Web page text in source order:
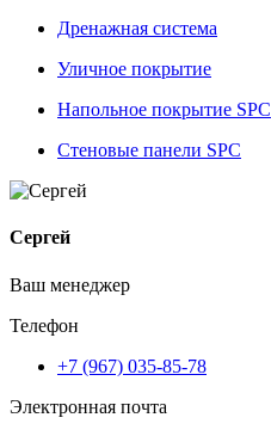
Дренажная система
Уличное покрытие
Напольное покрытие SPC
Стеновые панели SPC
Сергей
Ваш менеджер
Телефон
+7 (967) 035-85-78
Электронная почта